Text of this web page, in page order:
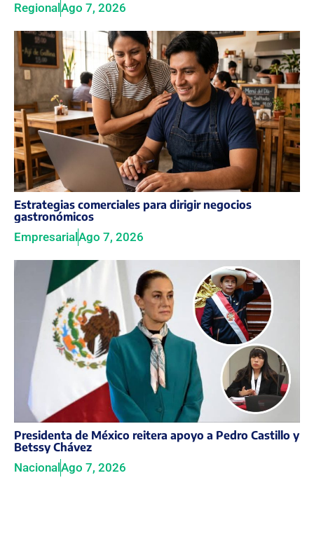
Regional Ago 7, 2026
Estrategias comerciales para dirigir negocios
gastronómicos
EmpresarialAgo 7, 2026
Presidenta de México reitera apoyo a Pedro Castillo y
Betssy Chávez
NacionalAgo 7, 2026